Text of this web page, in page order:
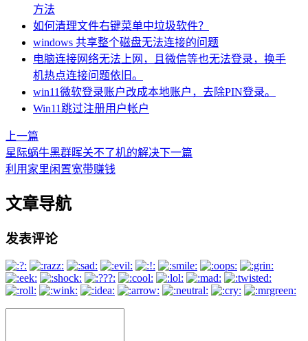
方法
如何清理文件右键菜单中垃圾软件？
windows 共享整个磁盘无法连接的问题
电脑连接网络无法上网，且微信等也无法登录，换手
机热点连接问题依旧。
win11微软登录账户改成本地账户，去除PIN登录。
Win11跳过注册用户帐户
上一篇
星际蜗牛黑群晖关不了机的解决下一篇
利用家里闲置宽带赚钱
文章导航
发表评论